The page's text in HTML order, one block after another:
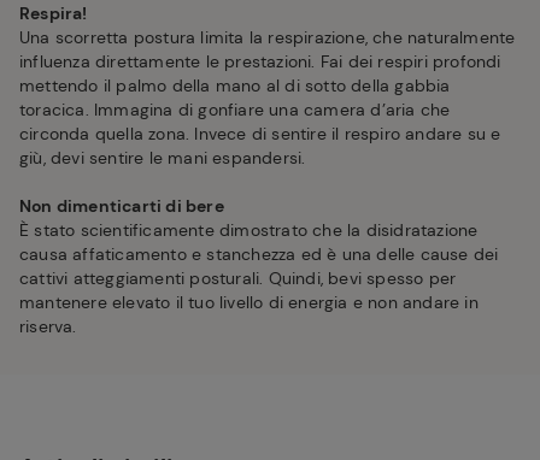
Respira!
Una scorretta postura limita la respirazione, che naturalmente
influenza direttamente le prestazioni. Fai dei respiri profondi
mettendo il palmo della mano al di sotto della gabbia
toracica. Immagina di gonfiare una camera d’aria che
circonda quella zona. Invece di sentire il respiro andare su e
giù, devi sentire le mani espandersi.
Non dimenticarti di bere
È stato scientificamente dimostrato che la disidratazione
causa affaticamento e stanchezza ed è una delle cause dei
cattivi atteggiamenti posturali. Quindi, bevi spesso per
mantenere elevato il tuo livello di energia e non andare in
riserva.